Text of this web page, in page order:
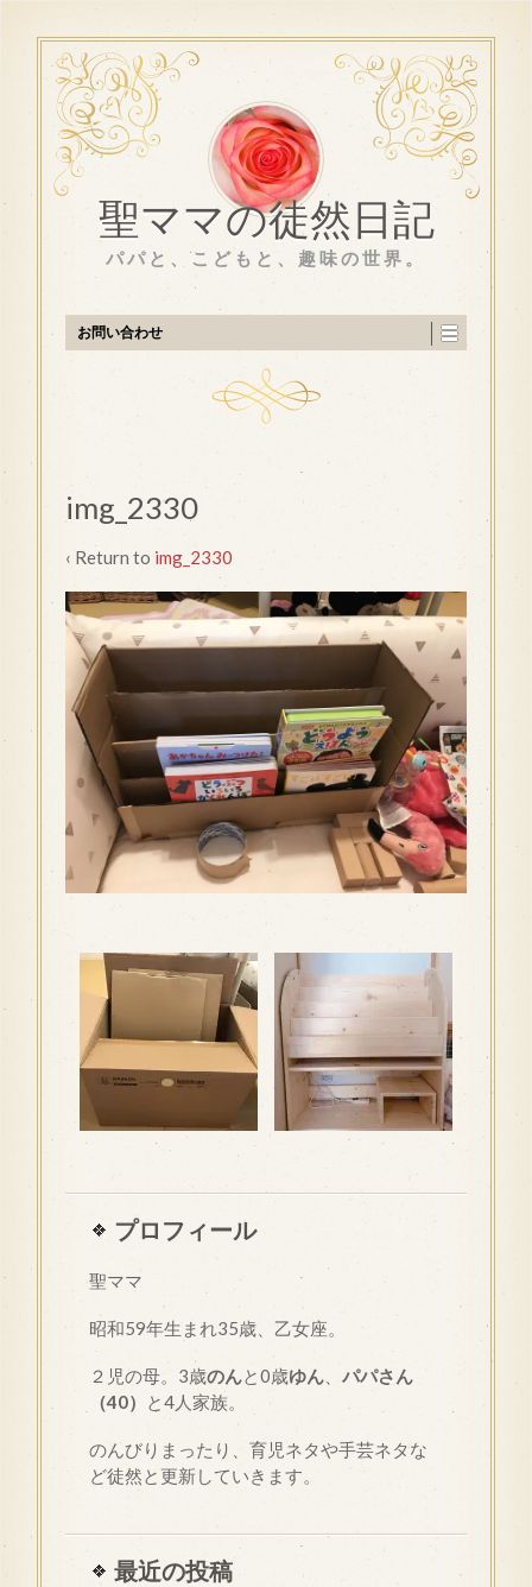
聖ママの徒然日記
パパと、こどもと、趣味の世界。
お問い合わせ
img_2330
‹ Return to img_2330
プロフィール
聖ママ
昭和59年生まれ35歳、乙女座。
２児の母。3歳のんと0歳ゆん
パパさん
（40）
と4人家族。
のんびりまったり、育児ネタや手芸ネタな
ど徒然と更新していきます。
最近の投稿